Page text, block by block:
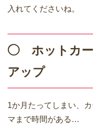
入れてくださいね。
◯ ホットカー
アップ
1か月たってしまい、
マまで時間がある…